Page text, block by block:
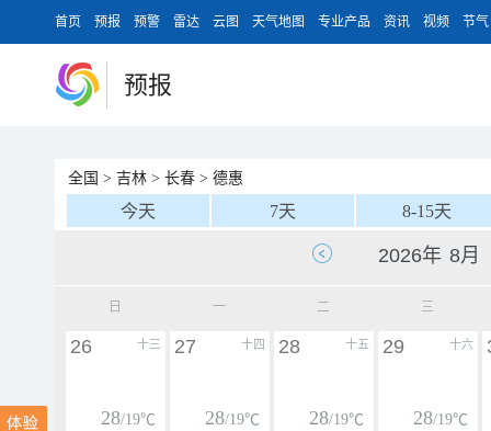
首页 预报 预警 雷达 云图 天气地图 专业产品 资讯 视频 节气
预报
全国 > 吉林 > 长春 > 德惠
今天 7天 8-15天
日 一 二 三
十三
26
28/19℃
十四
27
28/19℃
十五
28
28/19℃
十六
29
28/19℃